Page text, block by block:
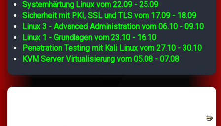
Systemhärtung Linux vom 22.09 - 25.09
Sicherheit mit PKI, SSL und TLS vom 17.09 - 18.09
Linux 3 - Advanced Administration vom 06.10 - 09.10
Linux 1 - Grundlagen vom 23.10 - 16.10
Penetration Testing mit Kali Linux vom 27.10 - 30.10
KVM Server Virtualisierung vom 05.08 - 07.08